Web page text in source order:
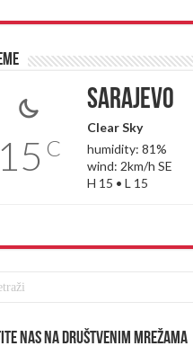
15 C
Sarajevo
Clear Sky
humidity: 81%
wind: 2km/h SE
H 15 • L 15
nas na društvenim mrežama